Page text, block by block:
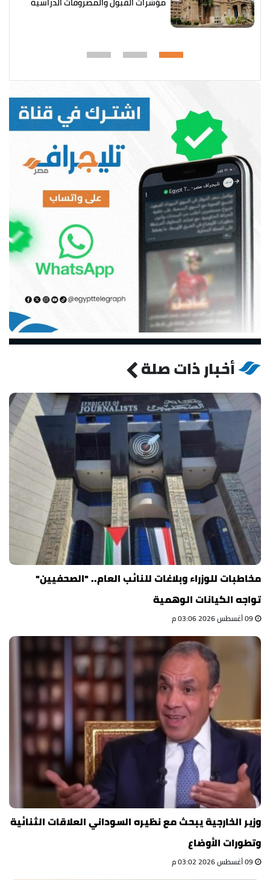
أخبار ذات صلة
مخاطبات للوزراء وبلاغات للنائب العام.. "الصحفيين"
تواجه الكيانات الوهمية
وزير الخارجية يبحث مع نظيره السوداني العلاقات الثنائية
وتطورات الأوضاع